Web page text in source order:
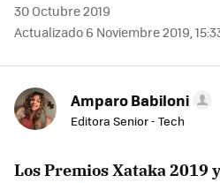
30 Octubre 2019
Actualizado 6 Noviembre 2019,
Amparo Babiloni
Editora Senior - Tech
Los Premios Xataka 2019